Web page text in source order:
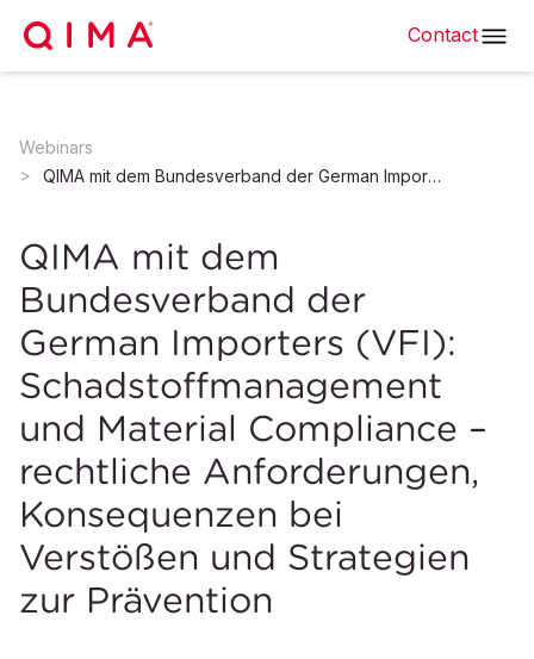
Contact
Webinars
QIMA mit dem Bundesverband der German Importers (VFI): Schadstoffmanagement und Material Compliance – rechtliche Anforderungen, Konsequenzen bei Verstößen und Strategien zur Prävention
QIMA mit dem
Bundesverband der
German Importers (VFI):
Schadstoffmanagement
und Material Compliance –
rechtliche Anforderungen,
Konsequenzen bei
Verstößen und Strategien
zur Prävention